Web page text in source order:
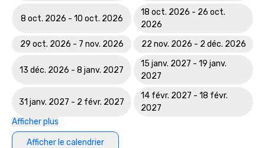
8 oct. 2026 - 10 oct. 2026
18 oct. 2026 - 26 oct.
2026
29 oct. 2026 - 7 nov. 2026
22 nov. 2026 - 2 déc. 2026
13 déc. 2026 - 8 janv. 2027
15 janv. 2027 - 19 janv.
2027
31 janv. 2027 - 2 févr. 2027
14 févr. 2027 - 18 févr.
2027
Afficher plus
Afficher le calendrier